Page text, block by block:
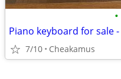
•
Piano keyboard for sale
7/10 Cheakamus